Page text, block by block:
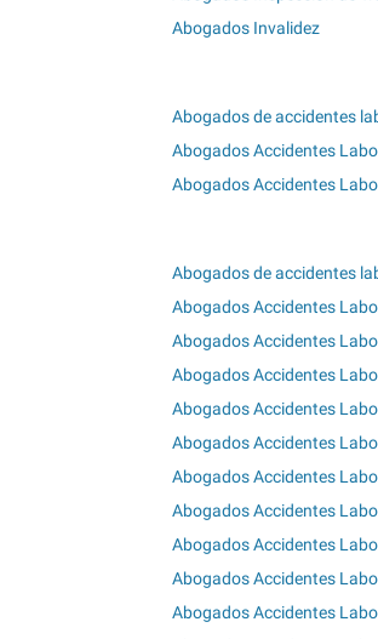
Abogados Invalidez
Abogados de accidentes
Abogados Accidentes
Abogados Accidentes
Abogados de accidentes
Abogados Accidentes
Abogados Accidentes
Abogados Accidentes
Abogados Accidentes
Abogados Accidentes
Abogados Accidentes
Abogados Accidentes
Abogados Accidentes
Abogados Accidentes
Abogados Accidentes